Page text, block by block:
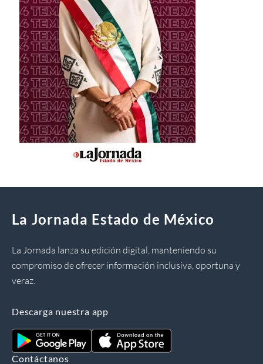
La Jornada Estado de México
La Jornada lanza su edición digital, manteniendo su
compromiso de ofrecer información inclusiva, oportuna y
veraz.
Descarga nuestra app
Contáctanos